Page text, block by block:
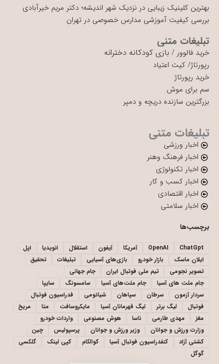
بهترین کلینیک زیبایی در نزدیک شهر اندیشه؛ دکتر مریم خیرآبادی
بررسی کیفیت آموزشی مدارس خصوصی در تهران
تبلیغات متنی
خرید فالوور / بازی کودکانه دخترانه
رپورتاژ/ کیت اعتیاد
خرید رپورتاژ
سم برای موش
بزرگترین سازنده دریچه و دمپر
تبلیغات متنی
اخبار ورزشی
اخبار فرهنگ وهنر
اخبار تکنولوژی
اخبار کسب و کار
اخبار اقتصادی
اخبار سلامتی
برچسب‌ها
ChatGpt
OpenAI آمریکا آیفون استقلال انویدیا
اپل
ایلان ماسک
بازار خودرو بازی‌های آسیایی تبلیغات
تحقیق
تصویر نجومی
تیم ملی فوتبال ایران
جام جهانی
جام ملت های آسیا
جام ملت‌های آسیا سامسونگ
سایپا
سردار آزمون
سرطان سپاهان شیائومی
فدراسیون فوتبال
فوتبال
لیگ برتر لیگ قهرمانان آسیا مایکروسافت متا
مریخ
مغز
مهدی طارمی ناسا هوش مصنوعی
واردات خودرو
وزارت ورزش و جوانان
وزیر ورزش و جوانان پرسپولیس
چین
کشتی آزاد
کنفدراسیون فوتبال آسیا کوالکام کپی لینک
گلکسی
گوگل